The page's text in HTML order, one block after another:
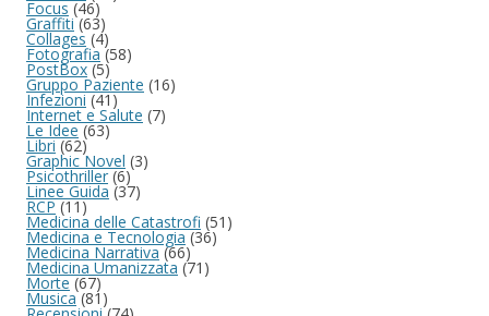
Focus(46)
Graffiti(63)
Collages (4)
Fotografia (58)
PostBox(5)
Gruppo Paziente (16)
Infezioni(41)
Internet e Salute (7)
Le Idee(63)
Libri(62)
Graphic Novel (3)
Psicothriller(6)
Linee Guida (37)
RCP(11)
Medicina delle Catastrofi (51)
Medicina e Tecnologia(36)
Medicina Narrativa(66)
Medicina Umanizzata (71)
Morte(67)
Musica(81)